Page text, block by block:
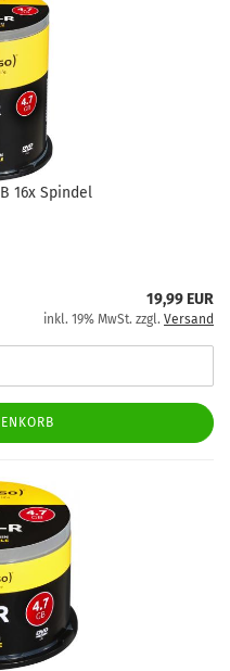
16x Spindel
19,99 EUR
inkl. 19% MwSt. zzgl. Versand